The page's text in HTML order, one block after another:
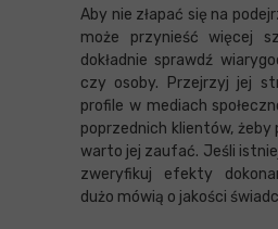
Aby nie złapać się na
może przynieść więcej
dokładnie sprawdź
czy osoby. Przejrzyj jej
profile w mediach
poprzednich klientów, żeby
warto jej zaufać. Jeśli
zweryfikuj efekty
dużo mówią o jakości